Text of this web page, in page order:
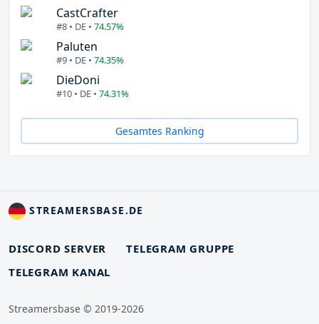
CastCrafter
#8 • DE • 74.57%
Paluten
#9 • DE • 74.35%
DieDoni
#10 • DE • 74.31%
Gesamtes Ranking
STREAMERSBASE.DE
DISCORD SERVER
TELEGRAM GRUPPE
TELEGRAM KANAL
Streamersbase © 2019-2026